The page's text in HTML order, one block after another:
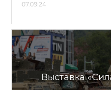
07.09.24
Выставка